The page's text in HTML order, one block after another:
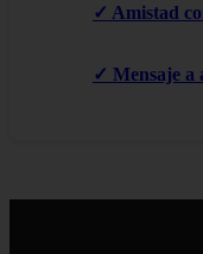
✓ Amistad
✓ Mensaje a